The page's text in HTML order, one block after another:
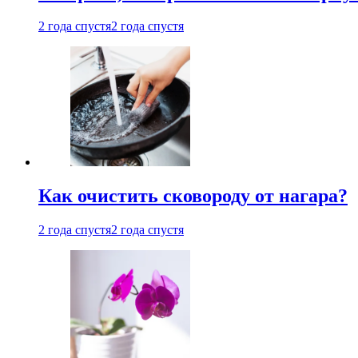
2 года спустя2 года спустя
Как очистить сковороду от нагара?
2 года спустя2 года спустя